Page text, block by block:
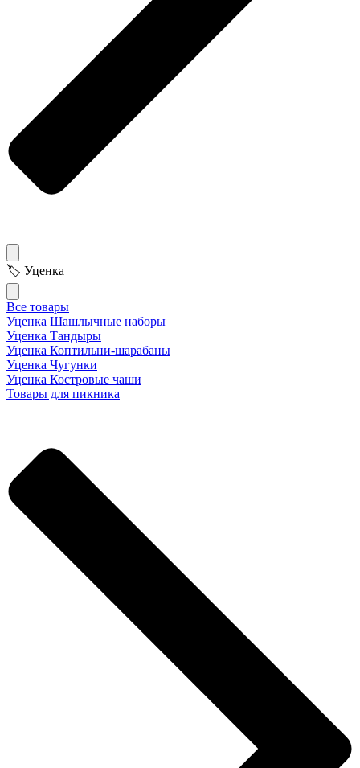
🏷 Уценка
Все товары
Уценка Шашлычные наборы
Уценка Тандыры
Уценка Коптильни-шарабаны
Уценка Чугунки
Уценка Костровые чаши
Товары для пикника